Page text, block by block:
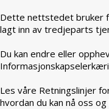
Dette nettstedet bruker
lagt inn av tredjeparts
Du kan endre eller
Les våre Retningslinjer
hvordan du kan nå oss